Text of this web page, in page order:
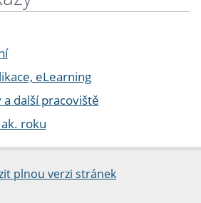
eLearning
další pracoviště
roku
plnou verzi stránek